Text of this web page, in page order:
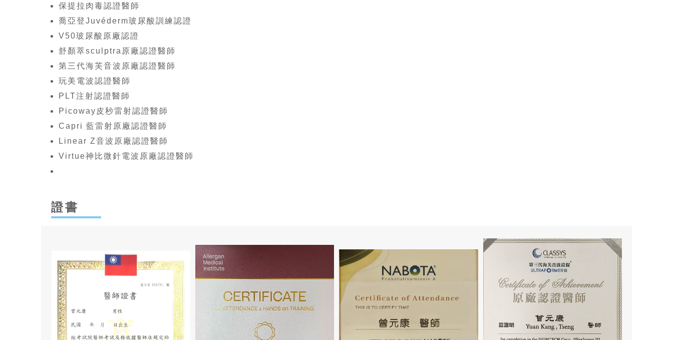
保提拉肉毒認證醫師
喬亞登Juvéderm玻尿酸訓練認證
V50玻尿酸原廠認證
舒顏萃sculptra原廠認證醫師
第三代海芙音波原廠認證醫師
玩美電波認證醫師
PLT注射認證醫師
Picoway皮秒雷射認證醫師
Capri 藍雷射原廠認證醫師
Linear Z音波原廠認證醫師
Virtue神比微針電波原廠認證醫師
證書